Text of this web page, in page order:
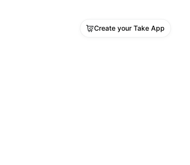
Create your Take App